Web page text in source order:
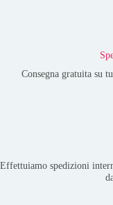
Consegna gratuita su
Effettuiamo spedizioni